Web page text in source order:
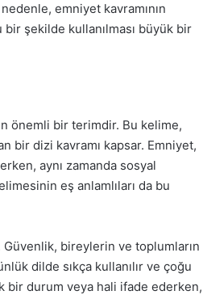
emniyet kavramının
bir şekilde kullanılması büyük bir
önemli bir terimdir. Bu kelime,
bir dizi kavramı kapsar. Emniyet,
aynı zamanda sosyal
eş anlamlıları da bu
bireylerin ve toplumların
dilde sıkça kullanılır ve çoğu
bir durum veya hali ifade ederken,